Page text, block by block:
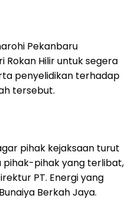
Pekanbaru
Rokan Hilir untuk segera
penyelidikan terhadap
tersebut.
pihak kejaksaan turut
pihak-pihak yang terlibat,
PT. Energi yang
Berkah Jaya.